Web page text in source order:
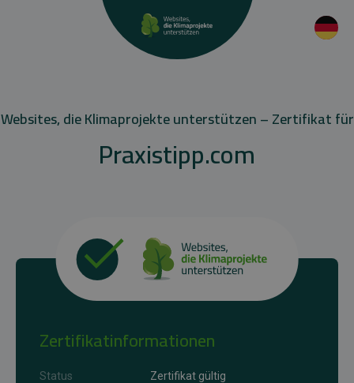
Websites, die Klimaprojekte unterstützen – Zertifikat für
Praxistipp.com
Zertifikatinformationen
Status
Zertifikat gültig